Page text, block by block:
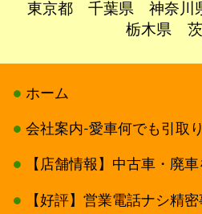
東京都
千葉県 神奈川
栃木県
ホーム
会社案内-愛車何でも引取
【店舗情報】中古車・廃
【好評】営業電話ナシ精